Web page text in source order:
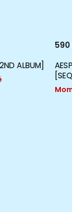
ALBUM]
590